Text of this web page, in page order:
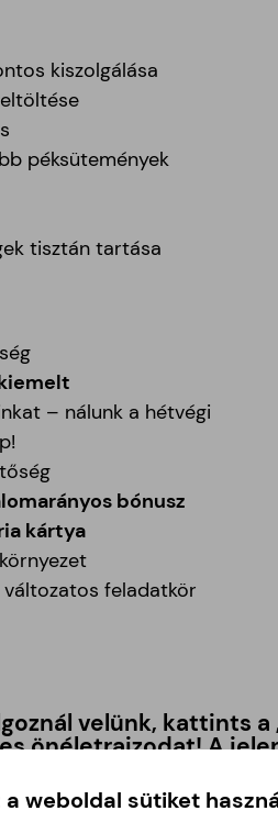
kiszolgálása
péksütemények
tisztán tartása
– nálunk a hétvégi
bónusz
kártya
változatos feladatkör
velünk, kattints a
önéletrajzodat! A
a weboldal sütiket